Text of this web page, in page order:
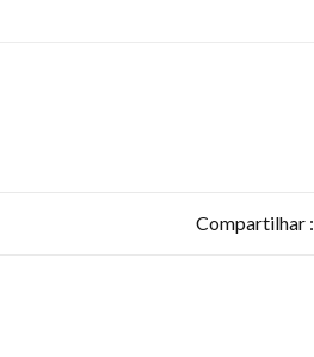
Compartilhar :